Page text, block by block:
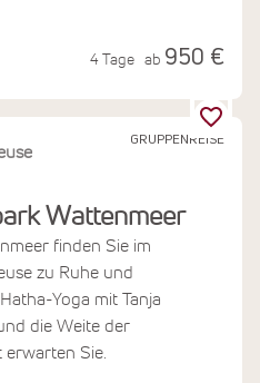
4 Tage ab 950 €
GRUPPENREISE
Wattenmeer
finden Sie im
zu Ruhe und
Yoga mit Tanja
die Weite der
erwarten Sie.